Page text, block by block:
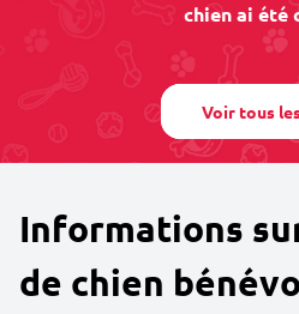
chien ai été
Voir tous
Informations
de chien